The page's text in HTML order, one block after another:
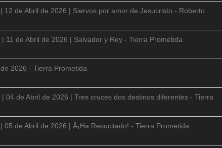
| 12 de Abril de 2026 | Siervos por amor de Jesucristo - Roberto
| 11 de Abril de 2026 | Salvador y Rey - Tierra Prometida
2026 - Tierra Prometida
| 04 de Abril de 2026 | Tres cruces dos destinos diferentes - Tierra
05 de Abril de 2026 | Â¡Ha Resucitado! - Tierra Prometida